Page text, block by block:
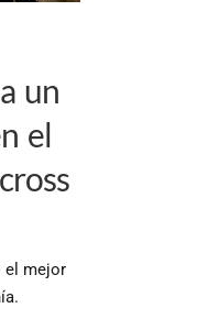
un
el
el mejor